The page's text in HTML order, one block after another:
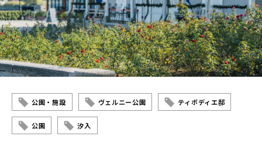
公園・施設 ヴェルニー公園 ティボディエ邸
公園 汐入